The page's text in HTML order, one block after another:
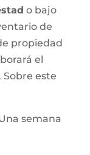
o bajo
de
propiedad
el
este
semana